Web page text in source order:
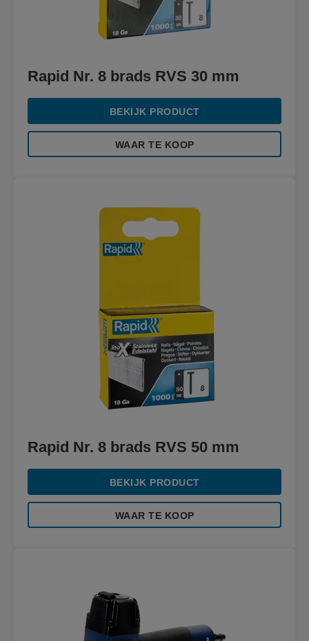
Rapid Nr. 8 brads RVS 30 mm
BEKIJK PRODUCT
WAAR TE KOOP
Rapid Nr. 8 brads RVS 50 mm
BEKIJK PRODUCT
WAAR TE KOOP